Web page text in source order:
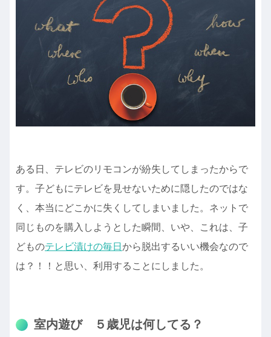
ある日、テレビのリモコンが紛失してしまったからで
す。子どもにテレビを見せないために隠したのではな
く、本当にどこかに失くしてしまいました。ネットで
同じものを購入しようとした瞬間、いや、これは、子
どものテレビ漬けの毎日 から脱出するいい機会なので
は？！！と思い、利用することにしました。
室内遊び ５歳児は何してる？